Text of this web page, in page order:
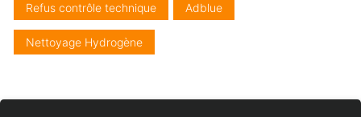
Refus contrôle technique Adblue
Nettoyage Hydrogène